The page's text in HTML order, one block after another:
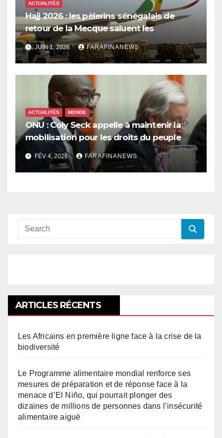
ACTUALITÉS
Hajj 2026 : les pèlerins sénégalais de
retour de la Mecque saluent les
innovations d’Air Sénégal SA
JUIN 1, 2026 FARAFINANEWS
ACTUALITÉS MONDE
ONU : Coly Seck appelle à maintenir la
mobilisation pour les droits du peuple
palestinien
FÉV 4, 2026 FARAFINANEWS
ARTICLES RÉCENTS
Les Africains en première ligne face à la crise de la
biodiversité
Le Programme alimentaire mondial renforce ses
mesures de préparation et de réponse face à la
menace d’El Niño, qui pourrait plonger des
dizaines de millions de personnes dans l’insécurité
alimentaire aiguë